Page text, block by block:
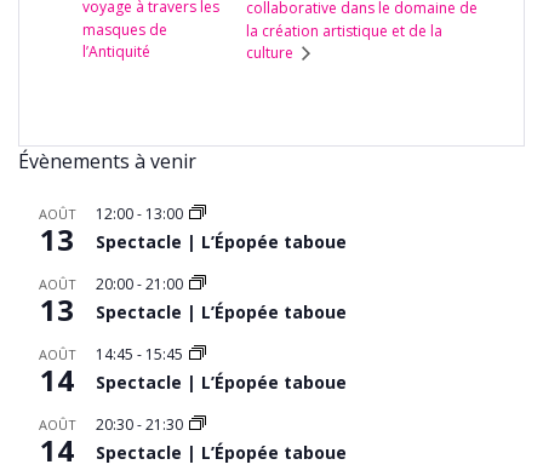
voyage à travers les
masques de
l’Antiquité
collaborative dans le domaine de
la création artistique et de la
culture
Évènements à venir
AOÛT
13
12:00- 13:00
Spectacle | L’Épopée taboue
AOÛT
13
20:00-21:00
Spectacle | L’Épopée taboue
AOÛT
14
14:45 - 15:45
Spectacle | L’Épopée taboue
AOÛT
14
20:30-21:30
Spectacle | L’Épopée taboue